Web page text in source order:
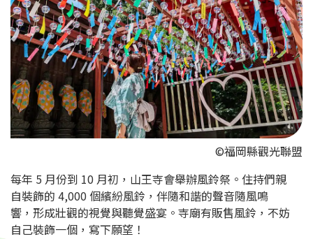
©福岡縣觀光聯盟
每年 5 月份到 10 月初，山王寺會舉辦風鈴祭。住持們親
自裝飾的 4,000 個繽紛風鈴，伴隨和諧的聲音隨風鳴
響，形成壯觀的視覺與聽覺盛宴。寺廟有販售風鈴，不妨
自己裝飾一個，寫下願望！